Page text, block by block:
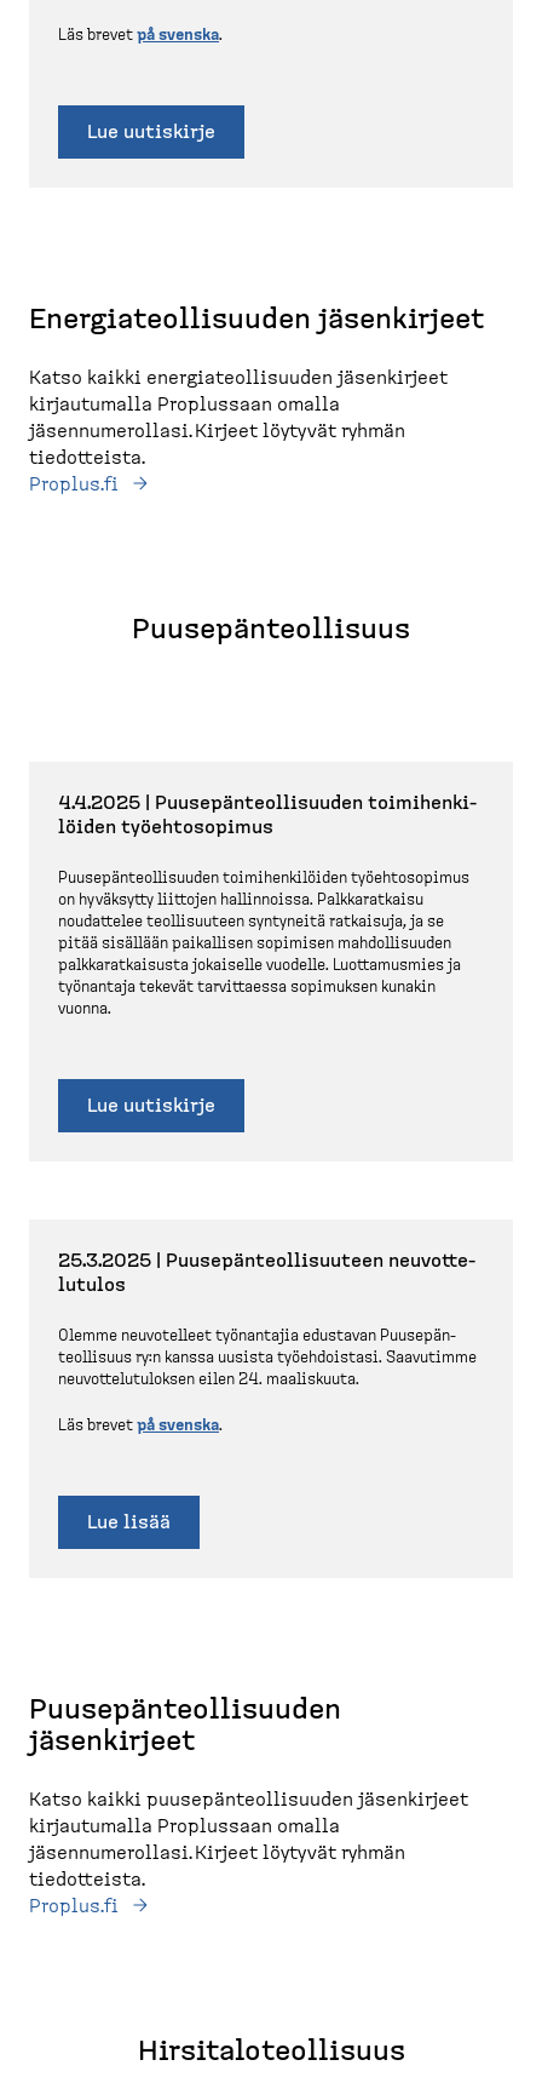
Läs brevet på svenska.
Lue uutiskirje
Energiateollisuuden jäsenkirjeet
Katso kaikki energiateollisuuden jäsenkirjeet
kirjautumalla Proplussaan omalla
jäsennumerollasi. Kirjeet löytyvät ryhmän
tiedotteista.
Proplus.fi
Puusepän­teol­lisuus
4.4.2025 | Puusepän­teol­li­suuden toimihen­ki­
löiden työehto­sopimus
Puusepän­teol­li­suuden toimihen­ki­löiden työehto­sopimus
on hyväksytty liittojen hallin­noissa. Palkka­ratkaisu
noudattelee teolli­suuteen syntyneitä ratkaisuja, ja se
pitää sisällään paikallisen sopimisen mahdol­li­suuden
palkka­rat­kaisusta jokaiselle vuodelle. Luotta­musmies ja
työnantaja tekevät tarvit­taessa sopimuksen kunakin
vuonna.
Lue uutiskirje
25.3.2025 | Puusepän­teol­li­suuteen neuvot­te­
lutulos
Olemme neuvotelleet työnantajia edustavan Puusepän­
teol­lisuus ry:n kanssa uusista työehdoistasi. Saavutimme
neuvot­te­lu­tu­loksen eilen 24. maaliskuuta.
Läs brevet på svenska.
Lue lisää
Puusepänteollisuuden
jäsenkirjeet
Katso kaikki puusepänteollisuuden jäsenkirjeet
kirjautumalla Proplussaan omalla
jäsennumerollasi. Kirjeet löytyvät ryhmän
tiedotteista.
Proplus.fi
Hirsita­lo­teol­lisuus